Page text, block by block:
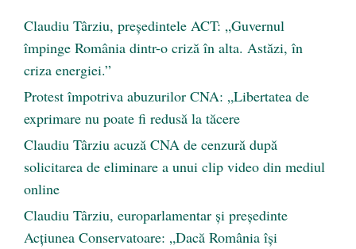
Claudiu Târziu, președintele ACT: „Guvernul
împinge România dintr-o criză în alta. Astăzi, în
criza energiei.”
Protest împotriva abuzurilor CNA: „Libertatea de
exprimare nu poate fi redusă la tăcere
Claudiu Târziu acuză CNA de cenzură după
solicitarea de eliminare a unui clip video din mediul
online
Claudiu Târziu, europarlamentar și președinte
Acțiunea Conservatoare: „Dacă România își